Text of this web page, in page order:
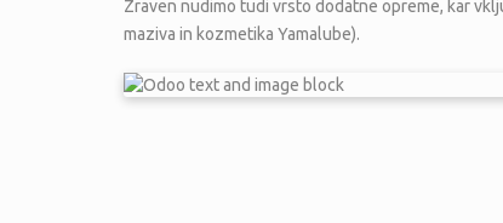
Zraven nudimo tudi vrsto dodatne opreme, kar
maziva in kozmetika Yamalube).